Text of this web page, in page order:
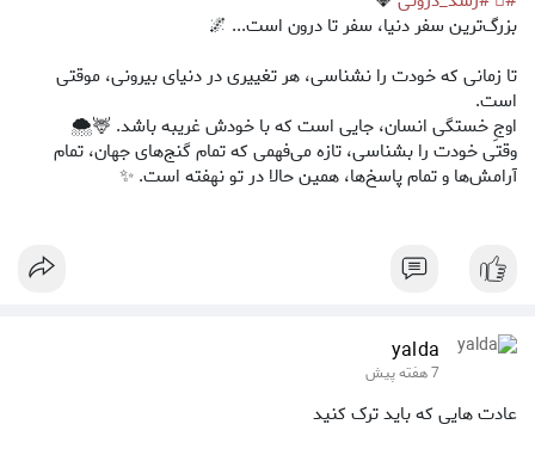
بزرگ‌ترین سفر دنیا، سفر تا درون است... 🌌
تا زمانی که خودت را نشناسی، هر تغییری در دنیای بیرونی، موقتی
است.
اوجِ خستگی انسان، جایی است که با خودش غریبه باشد. 🦌🌨️
وقتی خودت را بشناسی، تازه می‌فهمی که تمام گنج‌های جهان، تمام
آرامش‌ها و تمام پاسخ‌ها، همین حالا در تو نهفته است. ✨
yalda
7 هفته پیش
عادت هایی که باید ترک کنید